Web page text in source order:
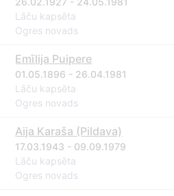
Lāču kapsēta
Ogres novads
Emīlija Puipere
01.05.1896 - 26.04.1981
Lāču kapsēta
Ogres novads
Aija Karaša (Pildava)
17.03.1943 - 09.09.1979
Lāču kapsēta
Ogres novads